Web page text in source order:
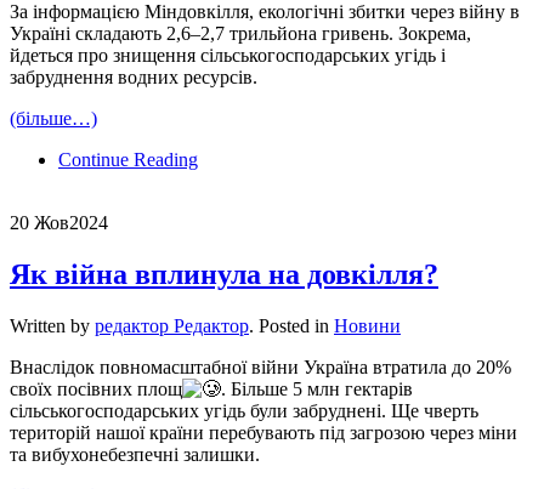
За інформацією Міндовкілля, екологічні збитки через війну в
Україні складають 2,6–2,7 трильйона гривень. Зокрема,
йдеться про знищення сільськогосподарських угідь і
забруднення водних ресурсів.
(більше…)
Continue Reading
20 Жов2024
Як війна вплинула на довкілля?
Written by редактор Редактор. Posted in Новини
Внаслідок повномасштабної війни Україна втратила до 20%
своїх посівних площ
. Більше 5 млн гектарів
сільськогосподарських угідь були забруднені. Ще чверть
територій нашої країни перебувають під загрозою через міни
та вибухонебезпечні залишки.